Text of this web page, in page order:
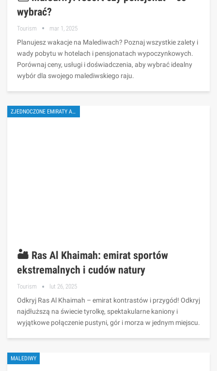
wybrać?
Tourism mar 1, 2025
Planujesz wakacje na Malediwach? Poznaj wszystkie zalety i
wady pobytu w hotelach i pensjonatach wypoczynkowych.
Porównaj ceny, usługi i doświadczenia, aby wybrać idealny
wybór dla swojego malediwskiego raju.
ZJEDNOCZONE EMIRATY ARABSKIE
🏜️ Ras Al Khaimah: emirat sportów
ekstremalnych i cudów natury
Tourism lut 26, 2025
Odkryj Ras Al Khaimah – emirat kontrastów i przygód! Odkryj
najdłuższą na świecie tyrolkę, spektakularne kaniony i
wyjątkowe połączenie pustyni, gór i morza w jednym miejscu.
MALEDIWY